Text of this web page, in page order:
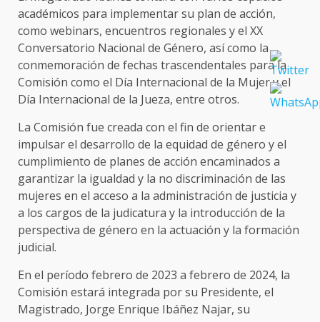
académicos para implementar su plan de acción,
como webinars, encuentros regionales y el XX
Conversatorio Nacional de Género, así como la
conmemoración de fechas trascendentales para la
Comisión como el Día Internacional de la Mujer y el
Día Internacional de la Jueza, entre otros.
La Comisión fue creada con el fin de orientar e
impulsar el desarrollo de la equidad de género y el
cumplimiento de planes de acción encaminados a
garantizar la igualdad y la no discriminación de las
mujeres en el acceso a la administración de justicia y
a los cargos de la judicatura y la introducción de la
perspectiva de género en la actuación y la formación
judicial.
En el período febrero de 2023 a febrero de 2024, la
Comisión estará integrada por su Presidente, el
Magistrado, Jorge Enrique Ibáñez Najar, su